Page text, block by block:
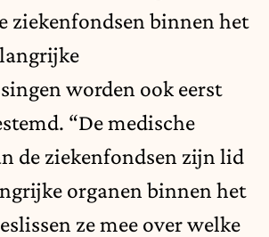
ziekenfondsen binnen het
worden ook eerst
“De medische
de ziekenfondsen zijn lid
organen binnen het
ze mee over welke